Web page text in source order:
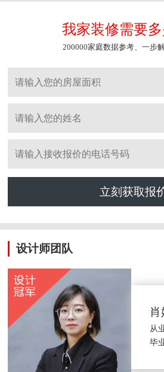
我家装修需要多
200000家庭数据参考、一步
立刻获取报
设计师团队
肖
从
毕